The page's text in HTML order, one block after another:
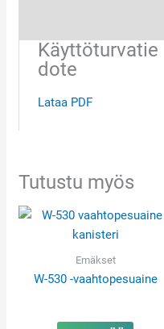
Käyttöturvatie
dote
Lataa PDF
Tutustu myös
Emäkset
W-530 -vaahtopesuaine